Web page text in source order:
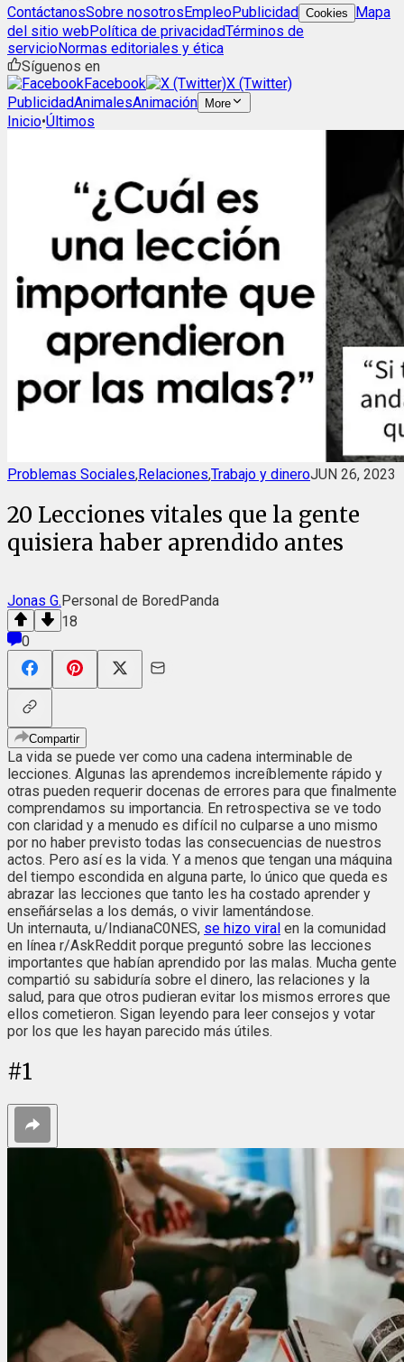
ContáctanosSobre nosotrosEmpleoPublicidad Cookies
Mapa
del sitio webPolítica de privacidadTérminos de
servicioNormas editoriales y ética
Síguenos en
Facebook
X (Twitter)
PublicidadAnimalesAnimación More
Inicio•Últimos
Problemas Sociales,Relaciones,Trabajo y dineroJUN 26, 2023
20 Lecciones vitales que la gente
quisiera haber aprendido antes
Jonas G.Personal de BoredPanda
18
0
Compartir
La vida se puede ver como una cadena interminable de
lecciones. Algunas las aprendemos increíblemente rápido y
otras pueden requerir docenas de errores para que finalmente
comprendamos su importancia. En retrospectiva se ve todo
con claridad y a menudo es difícil no culparse a uno mismo
por no haber previsto todas las consecuencias de nuestros
actos. Pero así es la vida. Y a menos que tengan una máquina
del tiempo escondida en alguna parte, lo único que queda es
abrazar las lecciones que tanto les ha costado aprender y
enseñárselas a los demás, o vivir lamentándose.
Un internauta, u/IndianaC0NES, se hizo viral en la comunidad
en línea r/AskReddit porque preguntó sobre las lecciones
importantes que habían aprendido por las malas. Mucha gente
compartió su sabiduría sobre el dinero, las relaciones y la
salud, para que otros pudieran evitar los mismos errores que
ellos cometieron. Sigan leyendo para leer consejos y votar
por los que les hayan parecido más útiles.
#1